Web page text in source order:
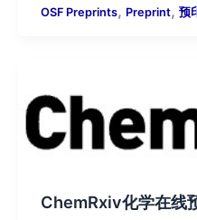
OSF Preprints, Preprint, 预
ChemRxiv化学在线